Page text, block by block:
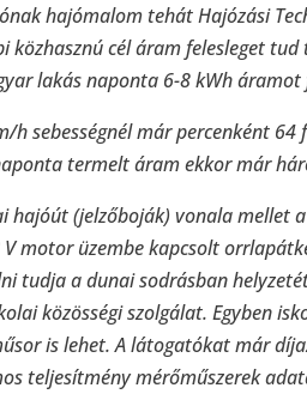
hajómalom tehát Hajózási
közhasznú cél áram felesleget
lakás naponta 6-8 kWh áramot
sebességnél már percenként
termelt áram ekkor már
(jelzőboják) vonala mellet
motor üzembe kapcsolt
tudja a dunai sodrásban
közösségi szolgálat. Egyben
is lehet. A látogatókat már
teljesítmény mérőműszerek